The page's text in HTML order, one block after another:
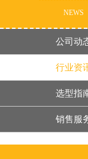
NEWS
公司动
行业资
选型指
销售服